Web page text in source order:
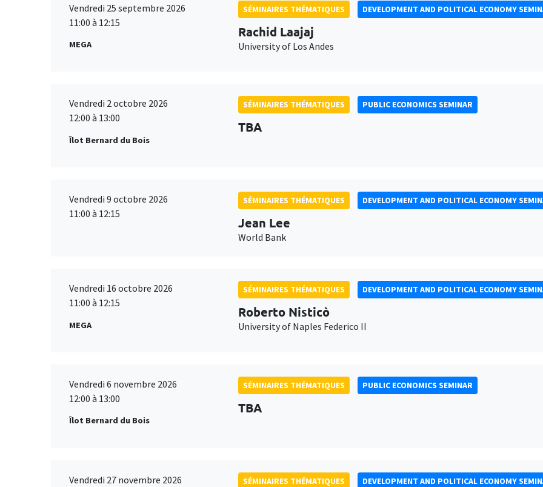
Vendredi 25 septembre 2026
11:00 à 12:15
MEGA
SÉMINAIRES THÉMATIQUES DEVELOPMENT AND POLITICAL ECONOMY
Rachid Laajaj
University of Los Andes
Vendredi 2 octobre 2026
12:00 à 13:00
Îlot Bernard du Bois
SÉMINAIRES THÉMATIQUES PUBLIC ECONOMICS SEMINAR
TBA
Vendredi 9 octobre 2026
11:00 à 12:15
SÉMINAIRES THÉMATIQUES DEVELOPMENT AND POLITICAL ECONOMY
Jean Lee
World Bank
Vendredi 16 octobre 2026
11:00 à 12:15
MEGA
SÉMINAIRES THÉMATIQUES DEVELOPMENT AND POLITICAL ECONOMY
Roberto Nisticò
University of Naples Federico II
Vendredi 6 novembre 2026
12:00 à 13:00
Îlot Bernard du Bois
SÉMINAIRES THÉMATIQUES PUBLIC ECONOMICS SEMINAR
TBA
Vendredi 27 novembre 2026
SÉMINAIRES THÉMATIQUES DEVELOPMENT AND POLITICAL ECONOMY